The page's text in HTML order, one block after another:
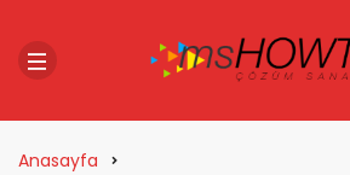
Anasayfa